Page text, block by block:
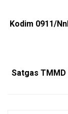
Kodim 0911/
Satgas